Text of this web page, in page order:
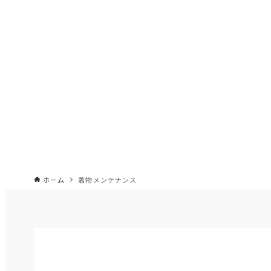
ホーム 着物メンテナンス